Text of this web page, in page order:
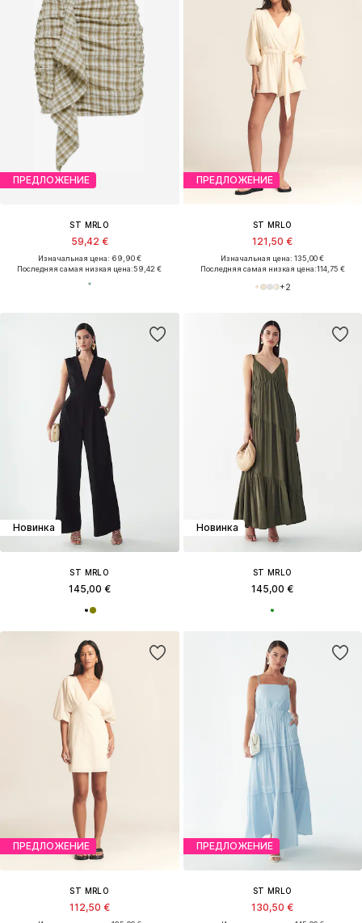
ПРЕДЛОЖЕНИЕ
ST MRLO
59,42 €
Изначальная цена: 69,90 €
Последняя самая низкая цена:59,42 €
ПРЕДЛОЖЕНИЕ
ST MRLO
121,50 €
Изначальная цена: 135,00 €
Последняя самая низкая цена:114,75 €
+2
Новинка
ST MRLO
145,00 €
Новинка
ST MRLO
145,00 €
ПРЕДЛОЖЕНИЕ
ST MRLO
112,50 €
ПРЕДЛОЖЕНИЕ
ST MRLO
130,50 €